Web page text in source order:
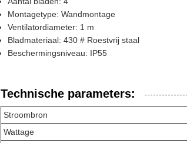
Montagetype: Wandmontage
Ventilatordiameter: 1 m
Bladmateriaal: 430 # Roestvrij staal
Beschermingsniveau: IP55
Technische parameters:
Stroombron
Wattage